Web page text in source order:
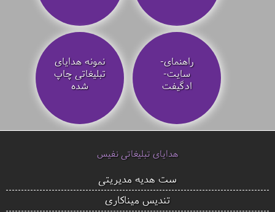
راهنمای-
سایت-
ادگیفت
نمونه هدایای
تبلیغاتی چاپ
شده
هدایای تبلیغاتی نفیس
ست هدیه مدیریتی
تندیس میناکاری